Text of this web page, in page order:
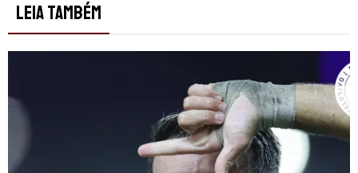
LEIA TAMBÉM